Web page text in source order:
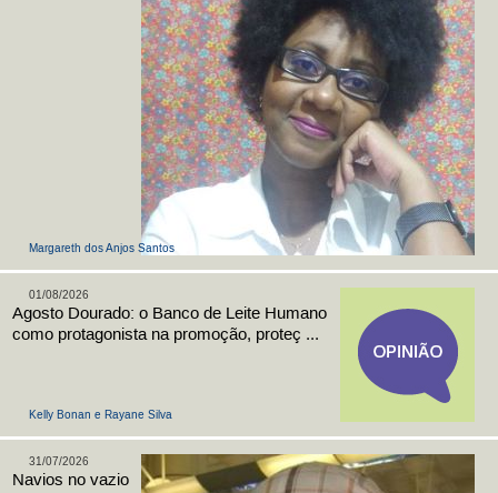
Margareth dos Anjos Santos
Kelly Bonan e Rayane Silva
01/08/2026
Agosto Dourado: o Banco de Leite Humano
como protagonista na promoção, proteç ...
31/07/2026
Navios no vazio